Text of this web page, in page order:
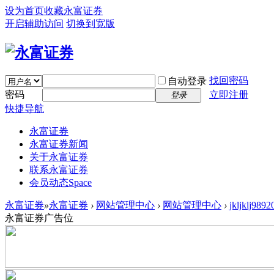
设为首页收藏永富证券
开启辅助访问 切换到宽版
自动登录 找回密码
密码
登录
立即注册
快捷导航
永富证券
永富证券新闻
关于永富证券
联系永富证券
会员动态Space
永富证券»永富证券 › 网站管理中心 › 网站管理中心 ›
永富证券广告位